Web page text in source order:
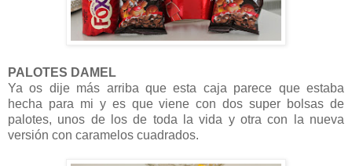
PALOTES DAMEL
Ya os dije más arriba que esta caja parece que estaba
hecha para mi y es que viene con dos super bolsas de
palotes, unos de los de toda la vida y otra con la nueva
versión con caramelos cuadrados.